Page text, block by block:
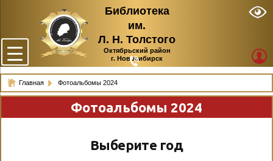
Библиотека
им.
Л. Н. Толстого
Октябрьский район
г. Новосибирск
Главная Фотоальбомы 2024
Фотоальбомы 2024
Выберите год